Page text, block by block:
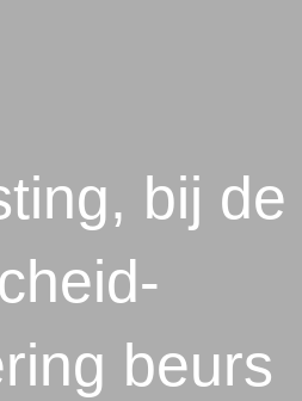
bij de
beurs